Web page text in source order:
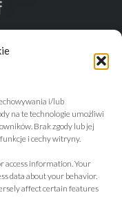
i/lub
na te technologie umożliwi
Brak zgody lub jej
i cechy witryny.
access information. Your
data about your behavior.
affect certain features